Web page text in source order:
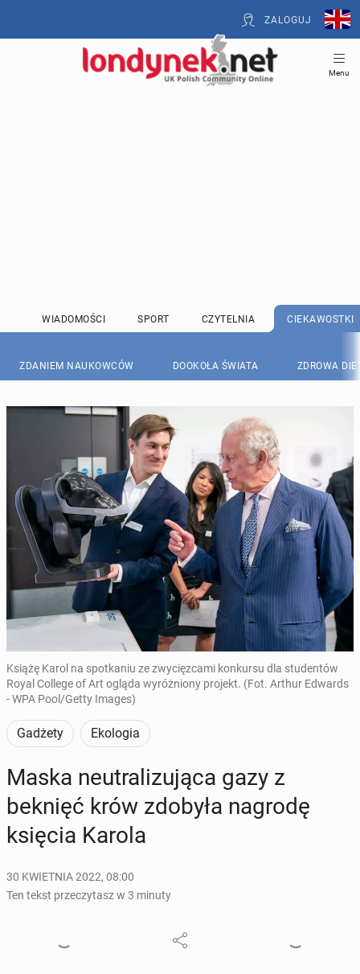
ZALOGUJ
Menu
WIADOMOŚCI SPORT CZYTELNIA CIEKAWOSTKI
ZDANIEM NAUKOWCÓW DOOKOŁA ŚWIATA ZDROWA
Książę Karol na spotkaniu ze zwycięzcami konkursu dla studentów
Royal College of Art ogląda wyróżniony projekt. (Fot. Arthur Edwards
- WPA Pool/Getty Images)
Gadżety Ekologia
Maska neu­tra­li­zu­ją­ca gazy z
beknięć krów zdobyła nagrodę
księcia Karola
30 KWIETNIA 2022, 08:00
Ten tekst przeczytasz w 3 minuty